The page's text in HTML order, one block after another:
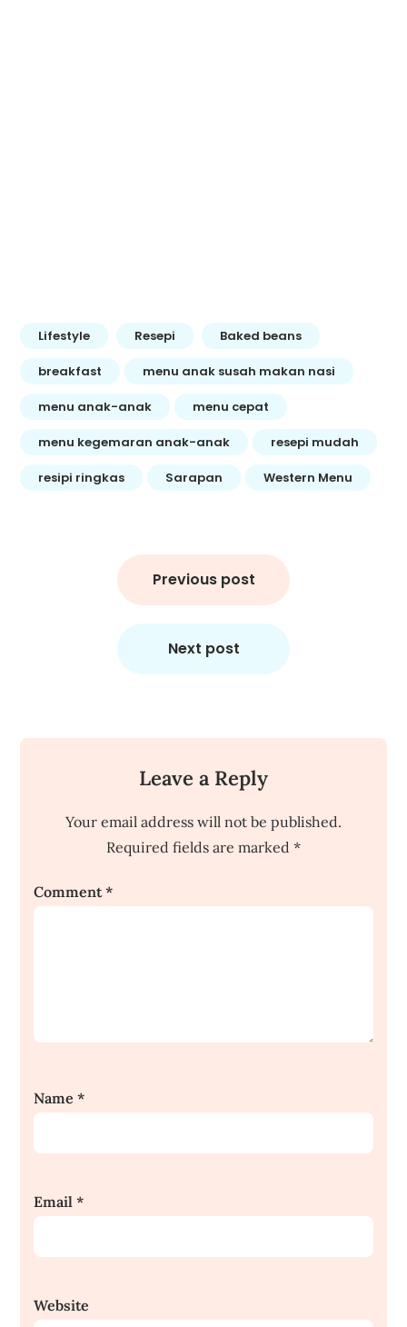
Lifestyle Resepi Baked beans
breakfast menu anak susah makan nasi
menu anak-anak menu cepat
menu kegemaran anak-anak resepi mudah
resipi ringkas Sarapan Western Menu
Previous post
Next post
Leave a Reply
Your email address will not be published.
Required fields are marked *
Comment*
Name*
Email*
Website